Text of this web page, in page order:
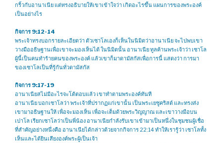
กริ้วกับอานาเนีย แต่ทรงอธิบายให้เขาเข้าใจว่า เกิดอะไรขึ้น แผนการของพระองค์
เป็นอย่างไร
กิจการ 9:12-14
พระเจ้าทรงบอกรายละเอียดว่า ตัวเซาโลเองก็เห็นในนิมิตว่าอานาเนีย จะไปพบเขา
วางมืออธิษฐานเพื่อเขาจะมองเห็นได้ ในนิมิตนั้น อานาเนีย ทูลค้านพระเจ้าว่า เซาโล
ผู้นี้เป็นคนทำร้ายคนของพระองค์ แล้วเขาก็มาดามัสกัสเพื่อการนี้ แสดงว่า การมา
ของเซาโลเป็นที่รู้กันทั่วดามัสกัส
กิจการ 9:17-19
อานาเนียสไม่มีอะไรจะโต้ตอบแล้ว เขาทำตามพระองค์ทันที
อานาเนีย บอกเซาโลว่า พระเจ้าที่ปรากฏแก่เขานั้น เป็นพระเยซูคริสต์ และทรงส่ง
เขามาอธิษฐานให้ เพื่อจะมองเห็น เพื่อจะเต็มด้วยพระวิญญาณ และเขาวางมือบน
เปาโล เรียกเซาโลว่าเป็นพี่น้อง อานาเนียกำลังรับเขาเข้ามาเป็นหนึ่งในชุมชนผู้เชื่อ
ที่สำคัญอย่างหนึ่งคือ อานาเนียได้กล่าวด้วยจากกิจการ 22:14 ทำให้เรารู้ว่า เซาโลทั้ง
เห็นและได้ยินเสียงองค์พระผู้เป็นเจ้า